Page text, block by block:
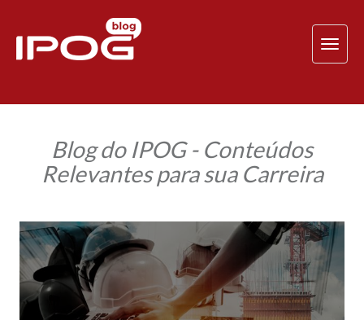
Blog do IPOG - Conteúdos
Relevantes para sua Carreira
O
que
pode
acontecer
com
a
engenharia
civil